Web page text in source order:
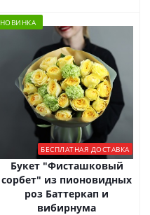
НОВИНКА
БЕСПЛАТНАЯ ДОСТАВКА
Букет "Фисташковый
сорбет" из пионовидных
роз Баттеркап и
вибирнума